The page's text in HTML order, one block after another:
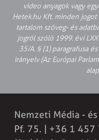
video anyagok vagy
Hetek.hu Kft. minden
tartalom szöveg- és
jogról szóló 1999. évi
35/A. § (1) paragrafusa
irányelv (Az Európai
Nemzeti Média -
Pf. 75. | +36 1